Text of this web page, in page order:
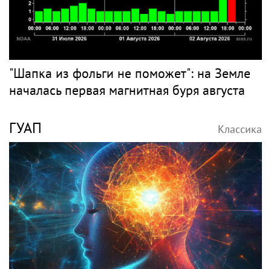
"Шапка из фольги не поможет": на Земле
началась первая магнитная буря августа
ГУАП Классика